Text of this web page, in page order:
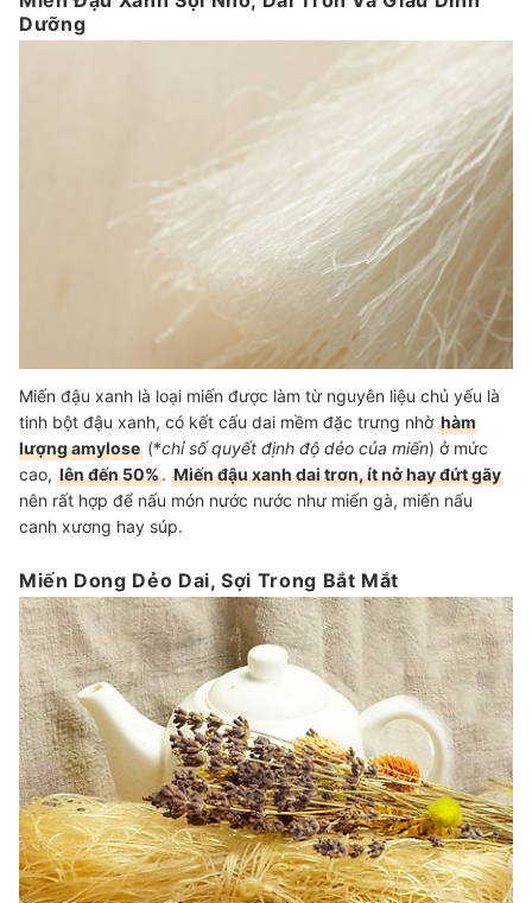
Dưỡng
Miến đậu xanh là loại miến được làm từ nguyên liệu chủ yếu là
tinh bột đậu xanh, có kết cấu dai mềm đặc trưng nhờ hàm
lượng amylose (*chỉ số quyết định độ dẻo của miến) ở mức
cao, lên đến 50%. Miến đậu xanh dai trơn, ít nở hay đứt gãy
nên rất hợp để nấu món nước nước như miến gà, miến nấu
canh xương hay súp.
Miến Dong Dẻo Dai, Sợi Trong Bắt Mắt